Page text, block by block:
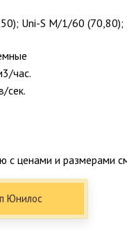
Uni-S M/1/60
час.
сек.
ценами и размерами
Юнилос